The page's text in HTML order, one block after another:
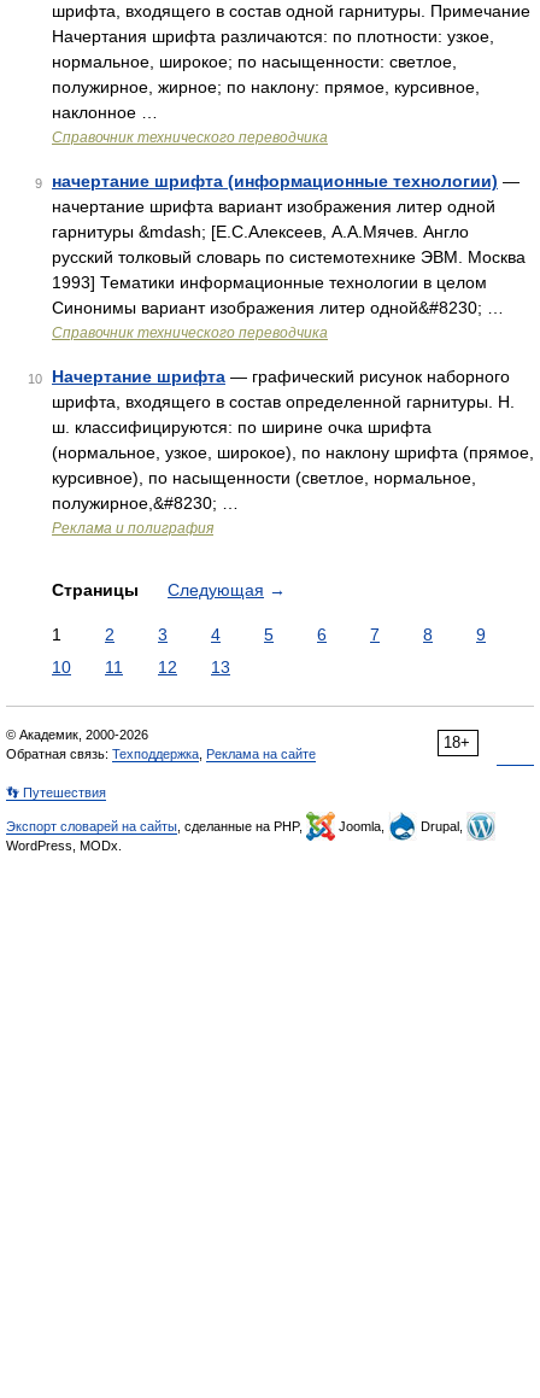
шрифта, входящего в состав одной гарнитуры. Примечание
Начертания шрифта различаются: по плотности: узкое,
нормальное, широкое; по насыщенности: светлое,
полужирное, жирное; по наклону: прямое, курсивное,
наклонное …
Справочник технического переводчика
9 начертание шрифта (информационные технологии) —
начертание шрифта вариант изображения литер одной
гарнитуры &mdash; [Е.С.Алексеев, А.А.Мячев. Англо
русский толковый словарь по системотехнике ЭВМ. Москва
1993] Тематики информационные технологии в целом
Синонимы вариант изображения литер одной&#8230; …
Справочник технического переводчика
10 Начертание шрифта — графический рисунок наборного
шрифта, входящего в состав определенной гарнитуры. Н.
ш. классифицируются: по ширине очка шрифта
(нормальное, узкое, широкое), по наклону шрифта (прямое,
курсивное), по насыщенности (светлое, нормальное,
полужирное,&#8230; …
Реклама и полиграфия
Страницы Следующая →
1 2 3 4 5 6 7 8
9
10
11 12 13
18+
© Академик, 2000-2026
Обратная связь: Техподдержка Реклама на сайте
👣 Путешествия
Экспорт словарей на сайты , сделанные на PHP, Joomla,
Drupal,
WordPress, MODx.